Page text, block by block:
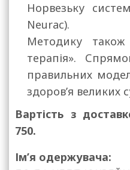
Норвезьку
Neurac).
Методику також
терапія».
правильних
здоров’я великих
Вартість з
750.
Ім’я одержувача: